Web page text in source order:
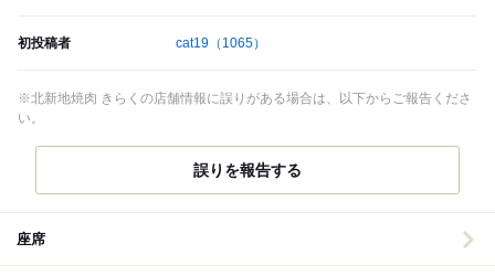
初投稿者 cat19 （1065）
※北新地焼肉 きらくの店舗情報に誤りがある場合は、以下からご報告くださ
い。
誤りを報告する
座席